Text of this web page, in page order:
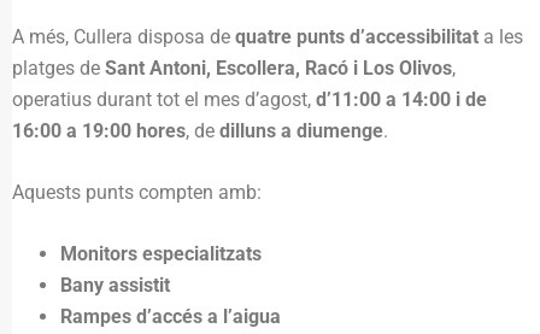
A més, Cullera disposa de quatre punts d’accessibilitat a les
platges de Sant Antoni, Escollera, Racó i Los Olivos,
operatius durant tot el mes d’agost, d’11:00 a 14:00 i de
16:00 a 19:00 hores, de dilluns a diumenge.
Aquests punts compten amb:
Monitors especialitzats
Bany assistit
Rampes d’accés a l’aigua